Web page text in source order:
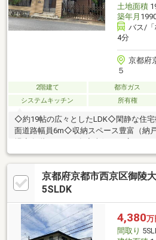
土地面積
築年月
バス/「
4分
京都府
５
2階建て 都市ガス
システムキッチン
所有権
◇約19帖の広々としたLDK◇閑静な住
面道路幅員6m◇収納スペース豊富（納
す。◇スーパー、小学校、中学校、保
設が充実しています。
京都府京都市西京区御陵
5SLDK
4,380万
間取り